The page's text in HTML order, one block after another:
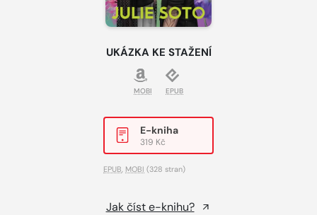
UKÁZKA KE STAŽENÍ
MOBI EPUB
E-kniha
319 Kč
EPUB, MOBI (328 stran)
Jak číst e-knihu?